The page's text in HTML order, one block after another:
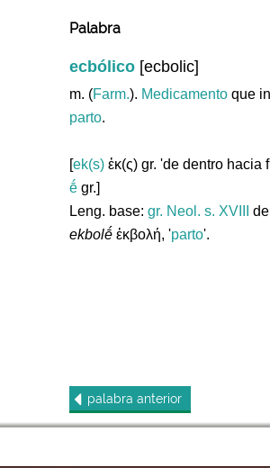
Palabra
ecbólico [ecbolic]
m. (Farm.). Medicamento que
parto.
[ek(s) ἐκ(ς) gr. 'de dentro hacia
ḗ gr.]
Leng. base: gr. Neol. s. XVIII
ekbolḗ ἐκβολή, 'parto'.
palabra anterior